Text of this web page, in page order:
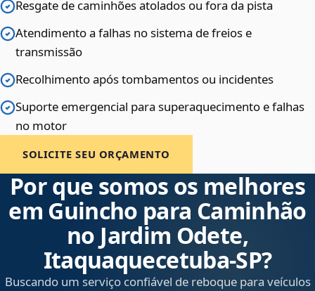
Resgate de caminhões atolados ou fora da pista
Atendimento a falhas no sistema de freios e
transmissão
Recolhimento após tombamentos ou incidentes
Suporte emergencial para superaquecimento e falhas
no motor
SOLICITE SEU ORÇAMENTO
Por que somos os melhores
em Guincho para Caminhão
no Jardim Odete,
Itaquaquecetuba‑SP?
Buscando um serviço confiável de reboque para veículos